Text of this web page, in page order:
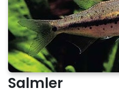
Salmler